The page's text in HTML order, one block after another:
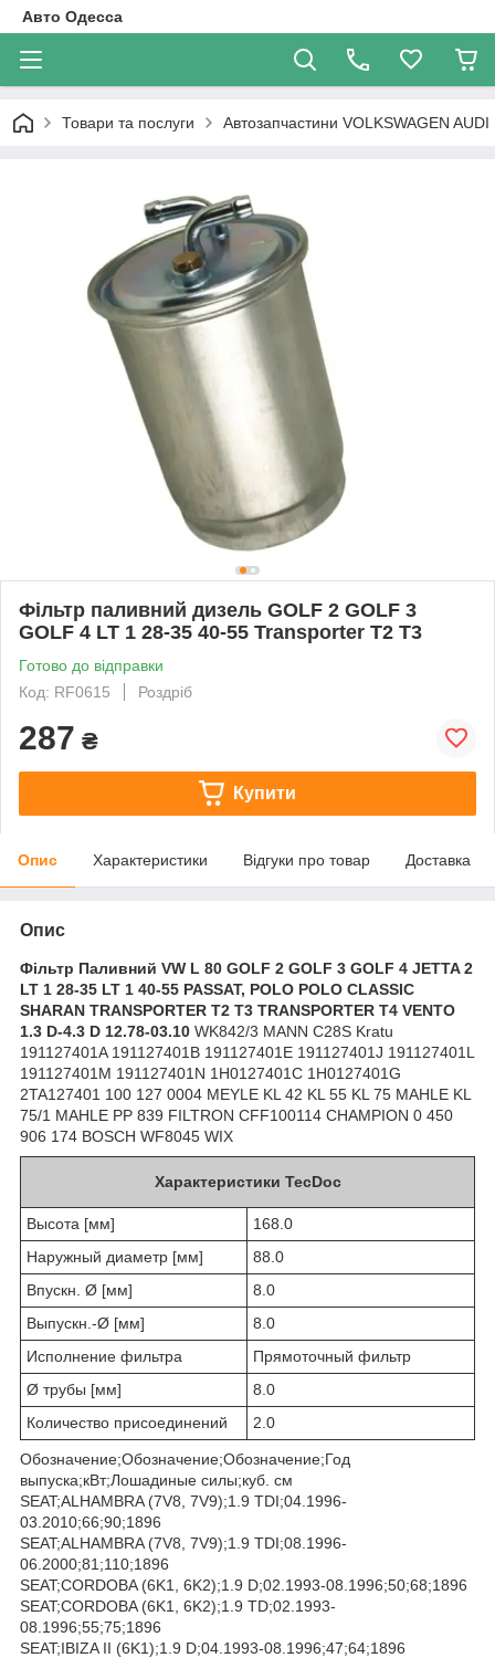
Авто Одесса
Товари та послуги Автозапчастини VOLKSWAGEN AUDI
Фільтр паливний дизель GOLF 2 GOLF 3
GOLF 4 LT 1 28-35 40-55 Transporter T2 T3
Готово до відправки
Код: RF0615
Роздріб
287 ₴
Купити
Опис Характеристики Відгуки про товар Доставка
Опис
Фільтр Паливний VW L 80 GOLF 2 GOLF 3 GOLF 4 JETTA 2
LT 1 28-35 LT 1 40-55 PASSAT, POLO POLO CLASSIC
SHARAN TRANSPORTER T2 T3 TRANSPORTER T4 VENTO
1.3 D-4.3 D 12.78-03.10 WK842/3 MANN C28S Kratu
191127401A 191127401B 191127401E 191127401J 191127401L
191127401M 191127401N 1H0127401C 1H0127401G
2TA127401 100 127 0004 MEYLE KL 42 KL 55 KL 75 MAHLE KL
75/1 MAHLE PP 839 FILTRON CFF100114 CHAMPION 0 450
906 174 BOSCH WF8045 WIX
Характеристики TecDoc
Высота [мм]
168.0
Наружный диаметр [мм]
88.0
Впускн. Ø [мм]
8.0
Выпускн.-Ø [мм]
8.0
Исполнение фильтра
Прямоточный фильтр
Ø трубы [мм]
8.0
Количество присоединений
2.0
Обозначение;Обозначение;Обозначение;Год
выпуска;кВт;Лошадиные силы;куб. см
SEAT;ALHAMBRA (7V8, 7V9);1.9 TDI;04.1996-
03.2010;66;90;1896
SEAT;ALHAMBRA (7V8, 7V9);1.9 TDI;08.1996-
06.2000;81;110;1896
SEAT;CORDOBA (6K1, 6K2);1.9 D;02.1993-08.1996;50;68;1896
SEAT;CORDOBA (6K1, 6K2);1.9 TD;02.1993-
08.1996;55;75;1896
SEAT;IBIZA II (6K1);1.9 D;04.1993-08.1996;47;64;1896